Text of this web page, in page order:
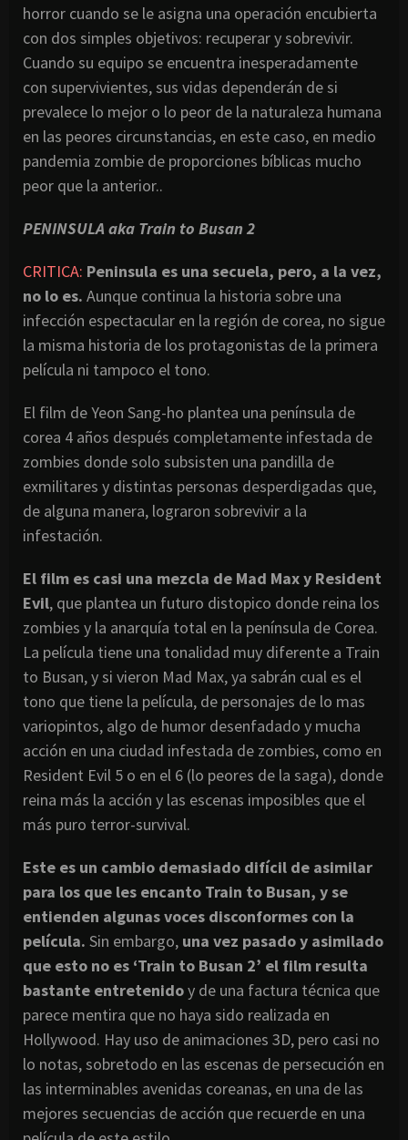
horror cuando se le asigna una operación encubierta
con dos simples objetivos: recuperar y sobrevivir.
Cuando su equipo se encuentra inesperadamente
con supervivientes, sus vidas dependerán de si
prevalece lo mejor o lo peor de la naturaleza humana
en las peores circunstancias, en este caso, en medio
pandemia zombie de proporciones bíblicas mucho
peor que la anterior..
PENINSULA aka Train to Busan 2
CRITICA: Peninsula es una secuela, pero, a la vez,
no lo es. Aunque continua la historia sobre una
infección espectacular en la región de corea, no sigue
la misma historia de los protagonistas de la primera
película ni tampoco el tono.
El film de Yeon Sang-ho plantea una península de
corea 4 años después completamente infestada de
zombies donde solo subsisten una pandilla de
exmilitares y distintas personas desperdigadas que,
de alguna manera, lograron sobrevivir a la
infestación.
El film es casi una mezcla de Mad Max y Resident
Evil, que plantea un futuro distopico donde reina los
zombies y la anarquía total en la península de Corea.
La película tiene una tonalidad muy diferente a Train
to Busan, y si vieron Mad Max, ya sabrán cual es el
tono que tiene la película, de personajes de lo mas
variopintos, algo de humor desenfadado y mucha
acción en una ciudad infestada de zombies, como en
Resident Evil 5 o en el 6 (lo peores de la saga), donde
reina más la acción y las escenas imposibles que el
más puro terror-survival.
Este es un cambio demasiado difícil de asimilar
para los que les encanto Train to Busan, y se
entienden algunas voces disconformes con la
película. Sin embargo, una vez pasado y asimilado
que esto no es ‘Train to Busan 2’ el film resulta
bastante entretenidoy de una factura técnica que
parece mentira que no haya sido realizada en
Hollywood. Hay uso de animaciones 3D, pero casi no
lo notas, sobretodo en las escenas de persecución en
las interminables avenidas coreanas, en una de las
mejores secuencias de acción que recuerde en una